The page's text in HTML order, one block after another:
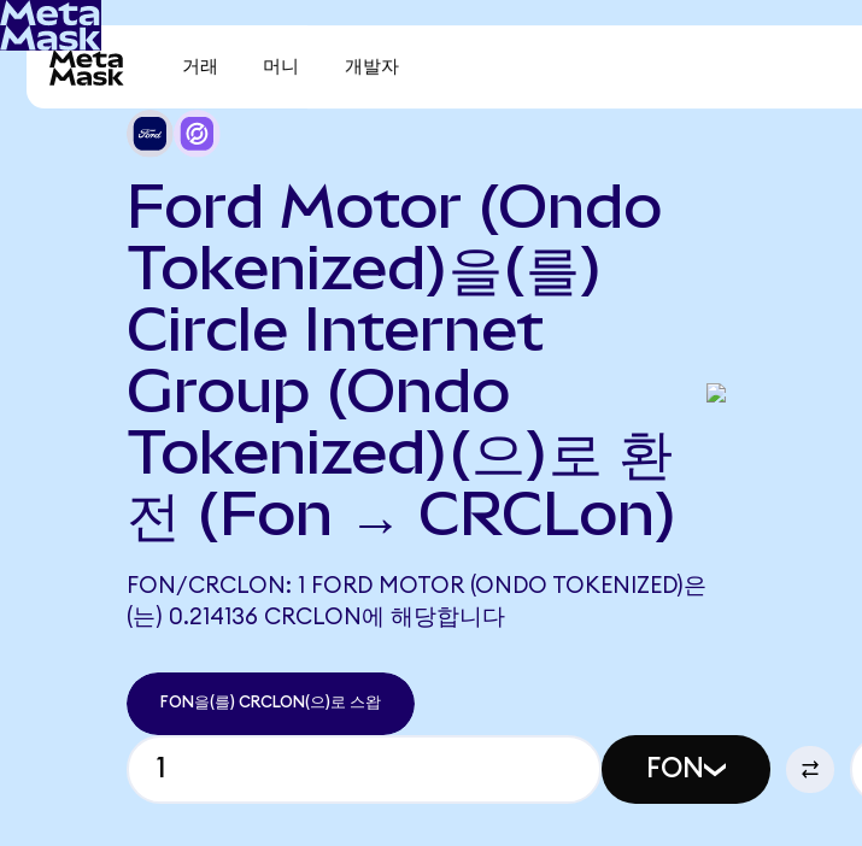
거래 머니 개발자
Ford Motor (Ondo
Tokenized)을(를)
Circle Internet
Group (Ondo
Tokenized)(으)로 환
전 (Fon → CRCLon)
FON/CRCLON: 1 FORD MOTOR (ONDO TOKENIZED)은
(는) 0.214136 CRCLON에 해당합니다
FON을(를) CRCLON(으)로 스왑
FON